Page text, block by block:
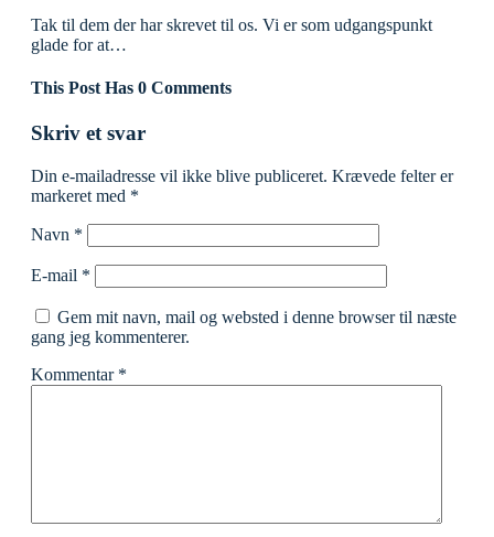
Tak til dem der har skrevet til os. Vi er som udgangspunkt
glade for at…
This Post Has 0 Comments
Skriv et svar
Din e-mailadresse vil ikke blive publiceret. Krævede felter er
markeret med *
Navn *
E-mail *
Gem mit navn, mail og websted i denne browser til næste
gang jeg kommenterer.
Kommentar *